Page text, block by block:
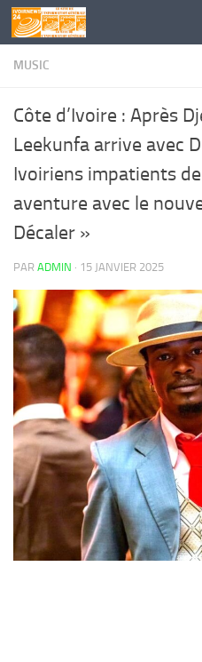
Skip to content
MUSIC
Côte d’Ivoire : Après
Leekunfa arrive avec
Ivoiriens impatients
aventure avec le
Décaler »
PAR ADMIN · 15 JANVIER 2025